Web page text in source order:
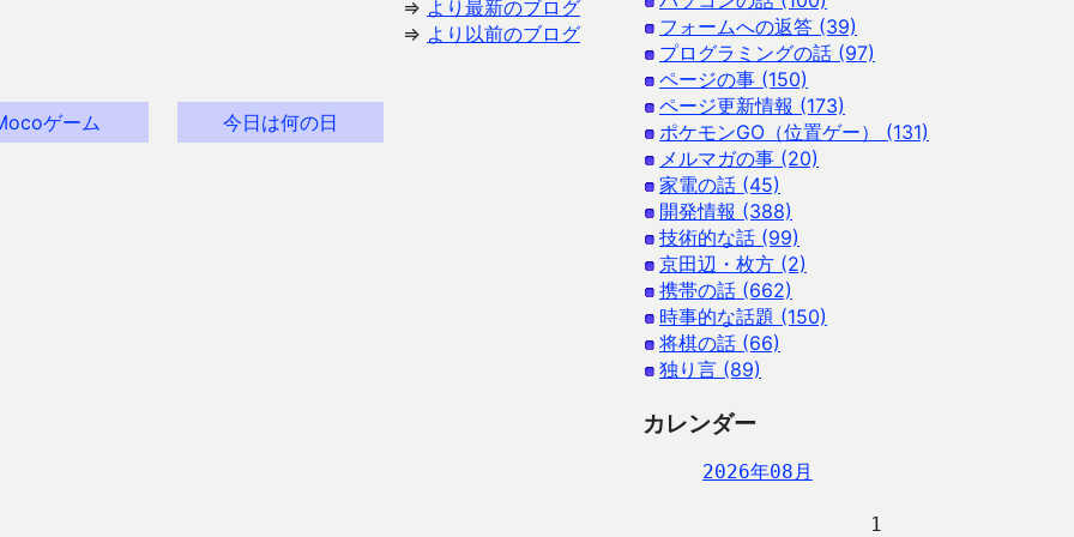
⇒ より最新のブログ
⇒ より以前のブログ
ゲーム 今日は何の日
フォームへの返答 (39)
プログラミングの話 (97)
ページの事 (150)
ページ更新情報 (173)
ポケモンGO（位置ゲー） (131)
メルマガの事 (20)
家電の話 (45)
開発情報 (388)
技術的な話 (99)
京田辺・枚方 (2)
携帯の話 (662)
時事的な話題 (150)
将棋の話 (66)
独り言 (89)
カレンダー
2026年08月
                   1